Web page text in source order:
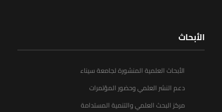
الأبحاث
الأبحاث العلمية المنشورة لجامعة سيناء
دعم النشر العلمي وحضور المؤتمرات
مركز البحث العلمي والتنمية المستدامة